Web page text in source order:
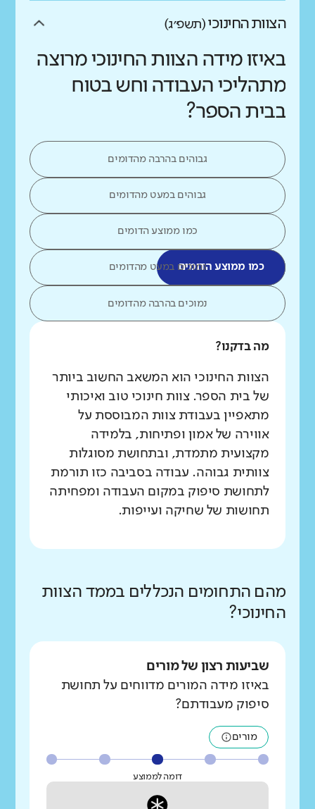
הצוות החינוכי(תשפ״ג)
באיזו מידה הצוות החינוכי מרוצה
מתהליכי העבודה וחש בטוח
בבית הספר?
גבוהים בהרבה מהדומים
גבוהים במעט מהדומים
כמו ממוצע הדומים
כמו ממוצע הדומיםנמוכים במעט מהדומים
נמוכים בהרבה מהדומים
מה בדקנו?
הצוות החינוכי הוא המשאב החשוב ביותר
של בית הספר. צוות חינוכי טוב ואיכותי
מתאפיין בעבודת צוות המבוססת על
אווירה של אמון ופתיחות, בלמידה
מקצועית מתמדת, ובתחושת מסוגלות
צוותית גבוהה. עבודה בסביבה כזו תורמת
לתחושת סיפוק במקום העבודה ומפחיתה
תחושות של שחיקה ועייפות.
מהם התחומים הנכללים בממד הצוות
החינוכי?
שביעות רצון של מורים
באיזו מידה המורים מדווחים על תחושת
סיפוק מעבודתם?
מורים
דומה לממוצע